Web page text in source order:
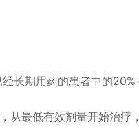
长期用药的患者中的20%
从最低有效剂量开始治疗